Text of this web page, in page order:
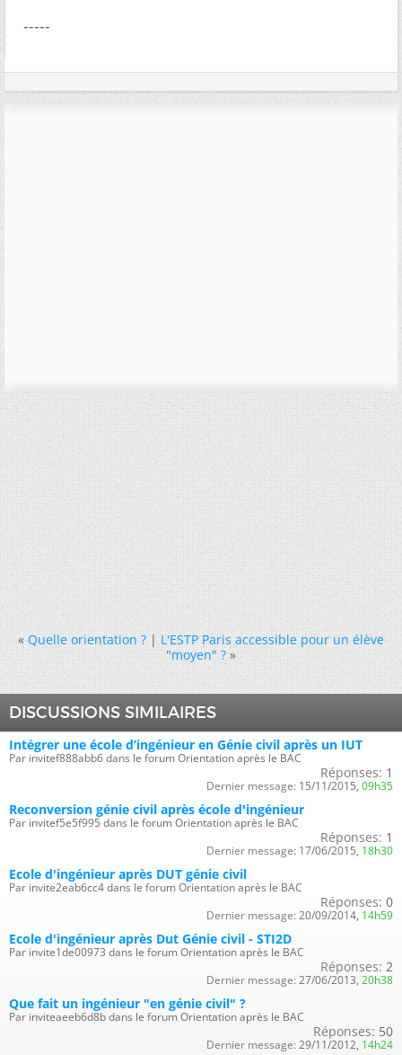
-----
« Quelle orientation ?|L'ESTP Paris accessible pour un élève
"moyen" ? »
DISCUSSIONS SIMILAIRES
Intégrer une école d’ingénieur en Génie civil après un IUT
Par invitef888abb6 dans le forum Orientation après le BAC
Réponses: 1
Dernier message: 15/11/2015, 09h35
Reconversion génie civil après école d'ingénieur
Par invitef5e5f995 dans le forum Orientation après le BAC
Réponses: 1
Dernier message: 17/06/2015, 18h30
Ecole d'ingénieur après DUT génie civil
Par invite2eab6cc4 dans le forum Orientation après le BAC
Réponses: 0
Dernier message: 20/09/2014, 14h59
Ecole d'ingénieur après Dut Génie civil - STI2D
Par invite1de00973 dans le forum Orientation après le BAC
Réponses: 2
Dernier message: 27/06/2013, 20h38
Que fait un ingénieur "en génie civil" ?
Par inviteaeeb6d8b dans le forum Orientation après le BAC
Réponses: 50
Dernier message: 29/11/2012, 14h24